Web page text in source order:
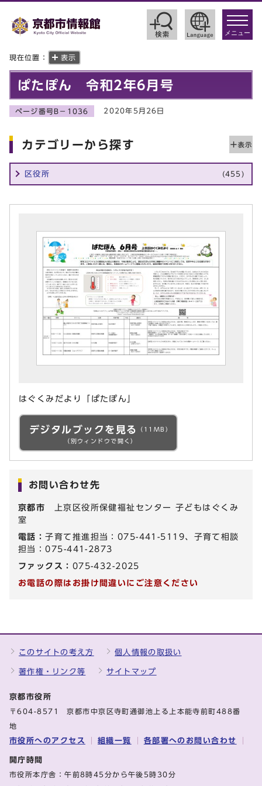
toggle
メニュー
現在位置： 表示
ぱたぽん 令和2年6月号
ページ番号B－1036 2020年5月26日
カテゴリーから探す
区役所 (455)
はぐくみだより「ぱたぽん」
デジタルブックを見る
（11MB）
（別ウィンドウで開く）
お問い合わせ先
京都市 上京区役所保健福祉センター 子どもはぐくみ
室
電話：子育て推進担当：075-441-5119、子育て相談
担当：075-441-2873
ファックス： 075-432-2025
お電話の際はお掛け間違いにご注意ください
このサイトの考え方 個人情報の取扱い
著作権・リンク等 サイトマップ
京都市役所
〒604-8571 京都市中京区寺町通御池上る上本能寺前町488番
地
市役所へのアクセス 組織一覧 各部署へのお問い合わせ
開庁時間
市役所本庁舎：午前8時45分から午後5時30分